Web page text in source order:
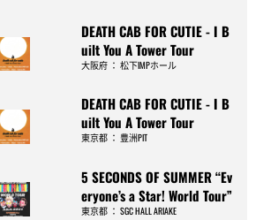
DEATH CAB FOR CUTIE - I B
uilt You A Tower Tour
大阪府 ：松下IMPホール
DEATH CAB FOR CUTIE - I B
uilt You A Tower Tour
東京都 ：豊洲PIT
5 SECONDS OF SUMMER “Ev
eryone’s a Star! World Tour”
東京都 ：SGC HALL ARIAKE